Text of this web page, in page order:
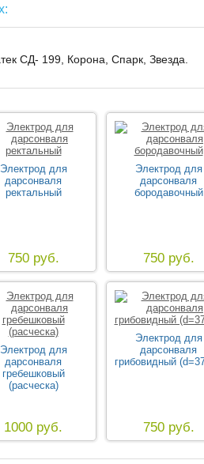
СД- 199, Корона, Спарк, Звезда.
Электрод для
дарсонваля
ректальный
750 руб.
Электрод для
дарсонваля
бородавочный
750 руб.
Электрод для
дарсонваля
гребешковый
(расческа)
1000 руб.
Электрод для
дарсонваля
грибовидный
750 руб.